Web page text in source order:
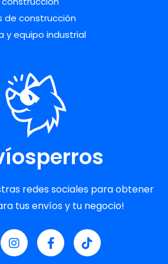
de construcción
y equipo industrial
redes sociales para obtener
tus envíos y tu negocio!